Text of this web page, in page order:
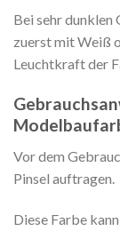
Bei sehr
zuerst mit Weiß
Leuchtkraft der
Vor dem
Pinsel auftragen.
Diese Farbe